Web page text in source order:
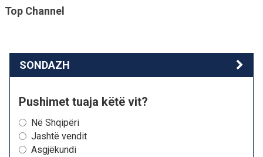
Top Channel
SONDAZH
Pushimet tuaja këtë vit?
Në Shqipëri
Jashtë vendit
Asgjëkundi